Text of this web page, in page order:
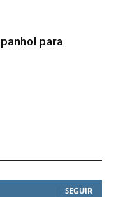
para
SEGUIR